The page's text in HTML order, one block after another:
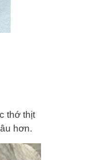
thớ thịt
hơn.